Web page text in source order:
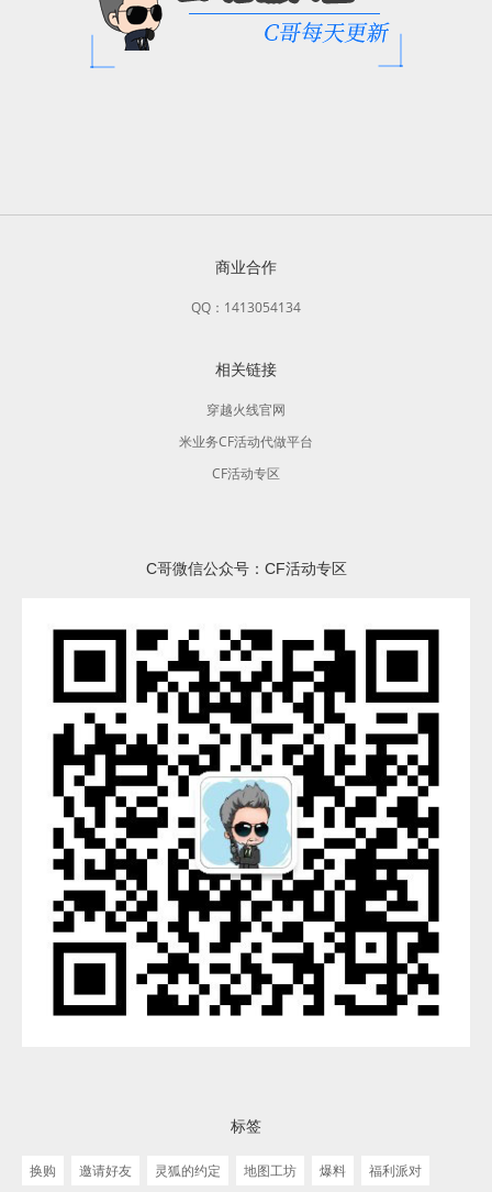
商业合作
QQ：1413054134
相关链接
穿越火线官网
米业务CF活动代做平台
CF活动专区
C哥微信公众号：CF活动专区
标签
换购 邀请好友 灵狐的约定 地图工坊 爆料 福利派对